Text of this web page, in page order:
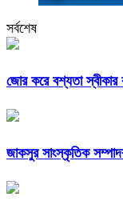
সর্বশেষ
জোর করে বশ্যতা স্বীকার
জাকসুর সাংস্কৃতিক